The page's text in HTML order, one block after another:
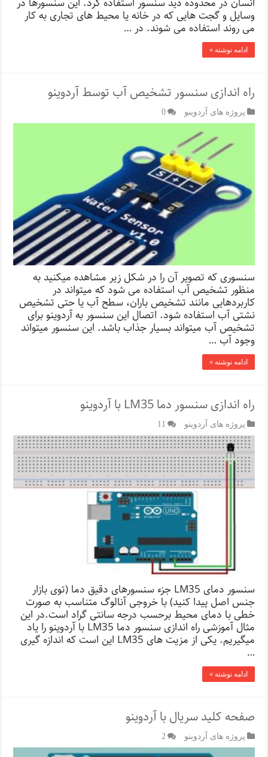
انسان در محدوده دید سنسور استفاده کرد. این سنسورها در
وسایل و گجت هایی که در خانه یا محیط های تجاری به کار
می روند استفاده می شوند. در …
ادامه نوشته »
راه اندازی سنسور تشخیص آب توسط آردوینو
پروژه های آردوینو 0
سنسوری که تصویر آن را در شکل زیر مشاهده میکنید به
منظور تشخیص آب استفاده می شود که میتواند در
کاربردهایی مانند تشخیص باران، سطح آب یا حتی تشخیص
نشتی آب استفاده شود. اتصال این سنسور به آردوینو برای
تشخیص آب میتواند بسیار جذاب باشد. این سنسور میتواند
وجود آب …
ادامه نوشته »
راه اندازی سنسور دما LM35 با آردوینو
پروژه های آردوینو 11
سنسور دمای LM35 جزء سنسورهای دقیق دما (توی بازار
جنس اصل پیدا کنید) با خروجی آنالوگ متناسب به صورت
خطی با دمای محیط برحسب درجه سانتی گراد است.در این
مثال آموزشی راه اندازی سنسور دما LM35 با آردوینو را یاد
میگیریم. یکی از مزیت های LM35 این است که اندازه گیری
…
ادامه نوشته »
صفحه کلید سریال با آردوینو
پروژه های آردوینو 2